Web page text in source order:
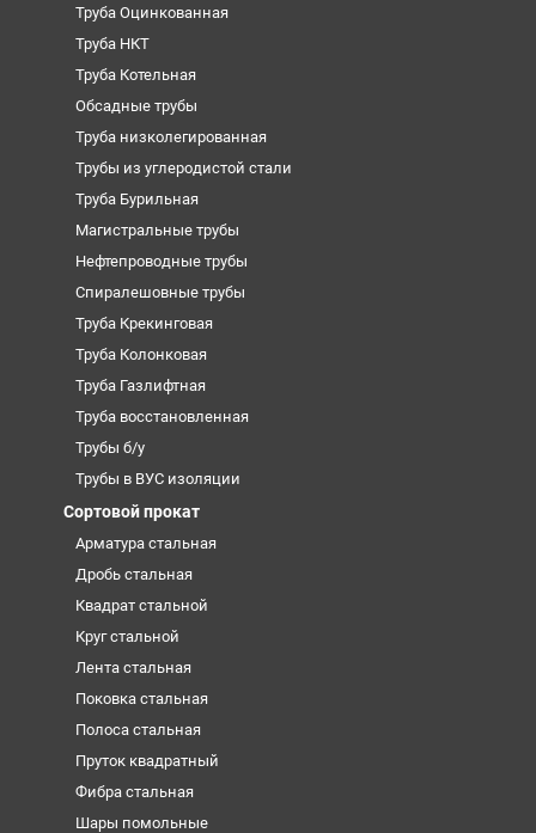
Труба Оцинкованная
Труба НКТ
Труба Котельная
Обсадные трубы
Труба низколегированная
Трубы из углеродистой стали
Труба Бурильная
Магистральные трубы
Нефтепроводные трубы
Спиралешовные трубы
Труба Крекинговая
Труба Колонковая
Труба Газлифтная
Труба восстановленная
Трубы б/у
Трубы в ВУС изоляции
Сортовой прокат
Арматура стальная
Дробь стальная
Квадрат стальной
Круг стальной
Лента стальная
Поковка стальная
Полоса стальная
Пруток квадратный
Фибра стальная
Шары помольные